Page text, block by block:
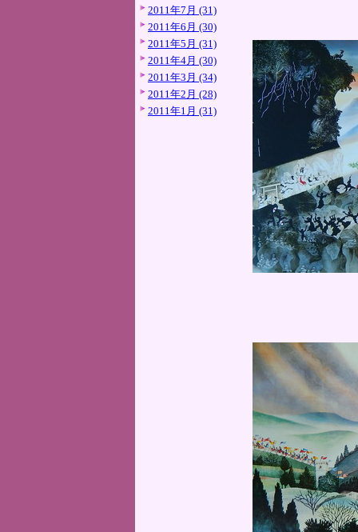
2011年7月 (31)
2011年6月 (30)
2011年5月 (31)
2011年4月 (30)
2011年3月 (34)
2011年2月 (28)
2011年1月 (31)